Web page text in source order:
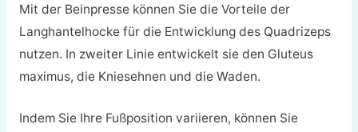
Mit der Beinpresse können Sie die Vorteile der
Langhantelhocke für die Entwicklung des Quadrizeps
nutzen. In zweiter Linie entwickelt sie den Gluteus
maximus, die Kniesehnen und die Waden.
Indem Sie Ihre Fußposition variieren, können Sie